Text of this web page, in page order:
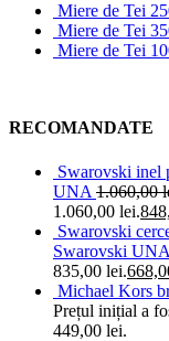
Miere de Tei
Miere de Tei
Miere de Tei
RECOMANDATE
Swarovski inel
UNA 1.060,00
1.060,00 lei.
Swarovski
Swarovski UNA
835,00 lei.
Michael Kors
Prețul inițial a
449,00 lei.